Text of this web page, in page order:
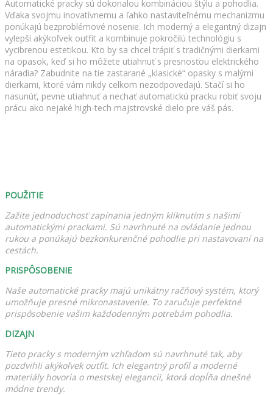
Automatické pracky sú dokonalou kombináciou štýlu a pohodlia.
Vďaka svojmu inovatívnemu a ľahko nastaviteľnému mechanizmu
ponúkajú bezproblémové nosenie. Ich moderný a elegantný dizajn
vylepší akýkoľvek outfit a kombinuje pokročilú technológiu s
vycibrenou estetikou. Kto by sa chcel trápiť s tradičnými dierkami
na opasok, keď si ho môžete utiahnuť s presnosťou elektrického
náradia? Zabudnite na tie zastarané „klasické“ opasky s malými
dierkami, ktoré vám nikdy celkom nezodpovedajú. Stačí si ho
nasunúť, pevne utiahnuť a nechať automatickú pracku robiť svoju
prácu ako nejaké high-tech majstrovské dielo pre váš pás.
POUŽITIE
Zažite jednoduchosť zapínania jedným kliknutím s našimi
automatickými prackami. Sú navrhnuté na ovládanie jednou
rukou a ponúkajú bezkonkurenčné pohodlie pri nastavovaní na
cestách.
PRISPÔSOBENIE
Naše automatické pracky majú unikátny račňový systém, ktorý
umožňuje presné mikronastavenie. To zaručuje perfektné
prispôsobenie vašim každodenným potrebám pohodlia.
DIZAJN
Tieto pracky s moderným vzhľadom sú navrhnuté tak, aby
pozdvihli akýkoľvek outfit. Ich elegantný profil a moderné
materiály hovoria o mestskej elegancii, ktorá dopĺňa dnešné
módne trendy.